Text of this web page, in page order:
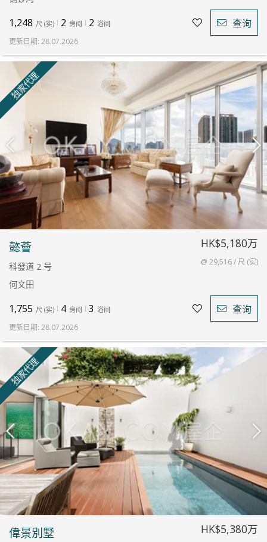
1,248 尺 (实) 2 房间 2 浴间 查询
更新日期: 28.07.2026
懿薈
科發道 2 号
何文田
HK$5,180万
@ 29,516 / 尺 (实)
1,755 尺 (实) 4 房间 3 浴间 查询
更新日期: 28.07.2026
独家代理
偉景別墅 HK$5,380万
独家代理